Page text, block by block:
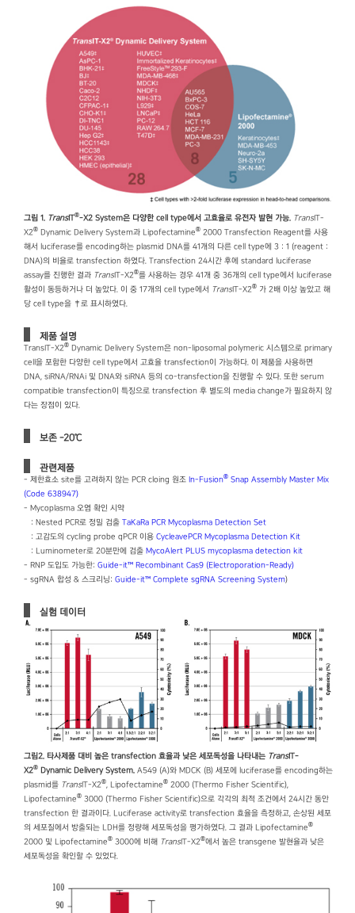
그림 1. TransIT®-X2 System은 다양한 cell type에서 고효율로 유전자 발현 가능. TransIT-
X2® Dynamic Delivery System과 Lipofectamine® 2000 Transfection Reagent를 사용
해서 luciferase를 encoding하는 plasmid DNA를 41개의 다른 cell type에 3 : 1 (reagent :
DNA)의 비율로 transfection 하였다. Transfection 24시간 후에 standard luciferase
assay를 진행한 결과 TransIT-X2®를 사용하는 경우 41개 중 36개의 cell type에서 luciferase
활성이 동등하거나 더 높았다. 이 중 17개의 cell type에서
TransIT-X2® 가 2배 이상 높았고 해
당 cell type을 ‡로 표시하였다.
제품 설명
TransIT-X2® Dynamic Delivery System은 non-liposomal polymeric 시스템으로 primary
cell을 포함한 다양한 cell type에서 고효율 transfection이 가능하다. 이 제품을 사용하면
DNA, siRNA/RNAi 및 DNA와 siRNA 등의 co-transfection을 진행할 수 있다. 또한 serum
compatible transfection이 특징으로 transfection 후 별도의 media change가 필요하지 않
다는 장점이 있다.
보존 -20℃
관련제품
- 제한효소 site를 고려하지 않는 PCR cloing 원조 In-Fusion® Snap Assembly Master Mix
(Code 638947)
- Mycoplasma 오염 확인 시약
: Nested PCR로 정밀 검출 TaKaRa PCR Mycoplasma Detection Set
: 고감도의 cycling probe qPCR 이용 CycleavePCR Mycoplasma Detection Kit
: Luminometer로 20분만에 검출 MycoAlert PLUS mycoplasma detection kit
- RNP 도입도 가능한: Guide-it™ Recombinant Cas9 (Electroporation-Ready)
- sgRNA 합성 & 스크리닝: Guide-it™ Complete sgRNA Screening System)
실험 데이터
그림2. 타사제품 대비 높은 transfection 효율과 낮은 세포독성을 나타내는 TransIT-
X2® Dynamic Delivery System. A549 (A)와 MDCK (B) 세포에 luciferase를 encoding하는
plasmid를 TransIT-X2®, Lipofectamine® 2000 (Thermo Fisher Scientific),
Lipofectamine® 3000 (Thermo Fisher Scientific)으로 각각의 최적 조건에서 24시간 동안
transfection 한 결과이다. Luciferase activity로 transfection 효율을 측정하고, 손상된 세포
의 세포질에서 방출되는 LDH를 정량해 세포독성을 평가하였다. 그 결과 Lipofectamine®
2000 및 Lipofectamine® 3000에 비해 TransIT-X2®에서 높은 transgene 발현율과 낮은
세포독성을 확인할 수 있었다.